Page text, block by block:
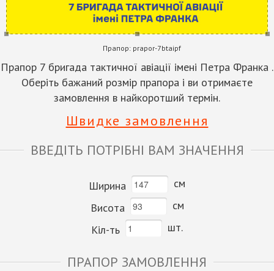
Прапор:prapor-7btaipf
Прапор 7 бригада тактичної авіації імені Петра Франка .
Оберіть бажаний розмір прапора і ви отримаєте
замовлення в найкоротший термін.
Швидке замовлення
ВВЕДІТЬ ПОТРІБНІ ВАМ ЗНАЧЕННЯ
Ширина
см
Висота
см
Кіл-ть
шт.
ПРАПОР ЗАМОВЛЕННЯ